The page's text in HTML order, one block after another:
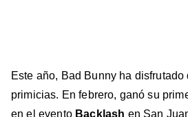
Este año, Bad Bunny ha disfrutado
primicias. En febrero, ganó su
en el evento Backlash en San